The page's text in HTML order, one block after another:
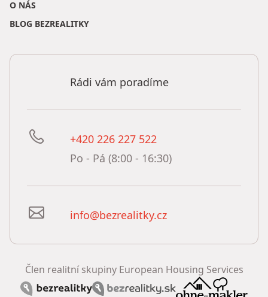
O NÁS
BLOG BEZREALITKY
Rádi vám poradíme
+420 226 227 522
Po - Pá (8:00 - 16:30)
info@bezrealitky.cz
Člen realitní skupiny European Housing Services